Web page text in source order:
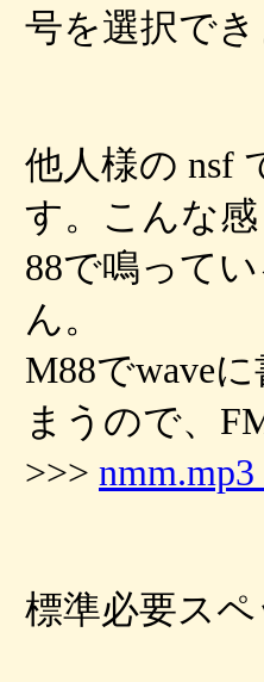
号を選択でき
他人様の nsf
す。こんな
88で鳴って
ん。
M88でwave
まうので、
>>>
標準必要スペ